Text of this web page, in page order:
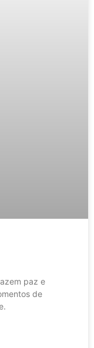
paz e
de